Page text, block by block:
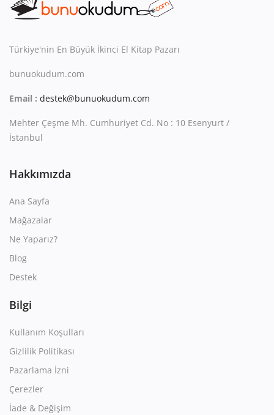
Kitaplığım
İletişim
TRY (₺)
Türkiye'nin En Büyük İkinci El Kitap Pazarı
bunuokudum.com
Email : destek@bunuokudum.com
Mehter Çeşme Mh. Cumhuriyet Cd. No : 10 Esenyurt /
İstanbul
Hakkımızda
Ana Sayfa
Mağazalar
Ne Yaparız?
Blog
Destek
Bilgi
Kullanım Koşulları
Gizlilik Politikası
Pazarlama İzni
Çerezler
İade & Değişim